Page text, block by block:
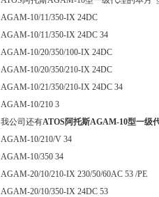
AGAM-10/11/350-IX 24DC
AGAM-10/11/350-IX 24DC 34
AGAM-10/20/350/100-IX 24DC
AGAM-10/20/350/210-IX 24DC
AGAM-10/21/350/210-IX 24DC 34
AGAM-10/210 3
我公司还有ATOS阿托斯AGAM-10型一级
AGAM-10/210/V 34
AGAM-10/350 34
AGAM-20/10/210-IX 230/50/60AC 53 /PE
AGAM-20/10/350-IX 24DC 53